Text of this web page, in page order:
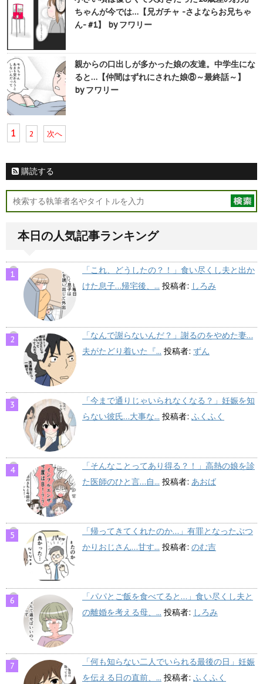
ちゃんが今では…【兄ガチャ -さよならお兄ちゃ
ん- #1】 by フワリー
親からの口出しが多かった娘の友達。中学生にな
ると…【仲間はずれにされた娘⑧～最終話～】
by フワリー
1 2 次へ
購読する
本日の人気記事ランキング
「これ、どうしたの？！」食い尽くし夫と出か
けた息子…帰宅後、... 投稿者: しろみ
「なんで謝らないんだ？」謝るのをやめた妻…
夫がたどり着いた『... 投稿者: ずん
「今まで通りじゃいられなくなる？」妊娠を知
らない彼氏…大事な... 投稿者: ふくふく
「そんなことってあり得る？！」高熱の娘を診
た医師のひと言…自... 投稿者: あおば
「帰ってきてくれたのか…」有罪となったぶつ
かりおじさん…甘す... 投稿者: のむ吉
「パパとご飯を食べてると…」食い尽くし夫と
の離婚を考える母、... 投稿者: しろみ
「何も知らない二人でいられる最後の日」妊娠
を伝える日の直前、... 投稿者: ふくふく